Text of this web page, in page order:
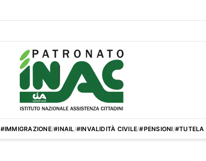
#IMMIGRAZIONE/#INAIL/#INVALIDITÀ CIVILE/#PENSIONI/#TUTELA